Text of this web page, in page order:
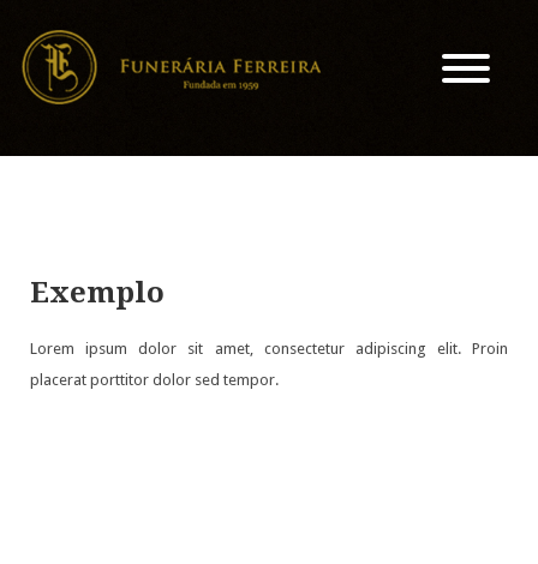
Exemplo
Lorem ipsum dolor sit amet, consectetur adipiscing elit. Proin
placerat porttitor dolor sed tempor.